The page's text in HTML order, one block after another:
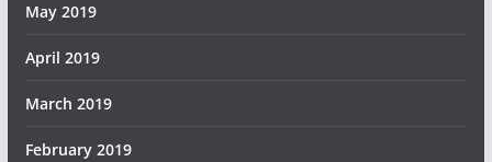
May 2019
April 2019
March 2019
February 2019